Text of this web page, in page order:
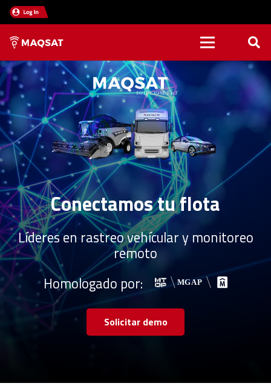
Conectamostu flota
Líderes en rastreo vehícular y monitoreo
remoto
Homologado por:
Solicitar demo